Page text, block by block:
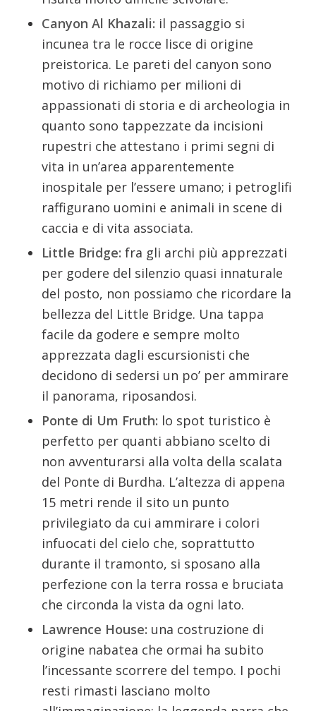
Canyon Al Khazali: il passaggio si
incunea tra le rocce lisce di origine
preistorica. Le pareti del canyon sono
motivo di richiamo per milioni di
appassionati di storia e di archeologia in
quanto sono tappezzate da incisioni
rupestri che attestano i primi segni di
vita in un’area apparentemente
inospitale per l’essere umano; i petroglifi
raffigurano uomini e animali in scene di
caccia e di vita associata.
Little Bridge: fra gli archi più apprezzati
per godere del silenzio quasi innaturale
del posto, non possiamo che ricordare la
bellezza del Little Bridge. Una tappa
facile da godere e sempre molto
apprezzata dagli escursionisti che
decidono di sedersi un po’ per ammirare
il panorama, riposandosi.
Ponte di Um Fruth: lo spot turistico è
perfetto per quanti abbiano scelto di
non avventurarsi alla volta della scalata
del Ponte di Burdha. L’altezza di appena
15 metri rende il sito un punto
privilegiato da cui ammirare i colori
infuocati del cielo che, soprattutto
durante il tramonto, si sposano alla
perfezione con la terra rossa e bruciata
che circonda la vista da ogni lato.
Lawrence House: una costruzione di
origine nabatea che ormai ha subito
l’incessante scorrere del tempo. I pochi
resti rimasti lasciano molto